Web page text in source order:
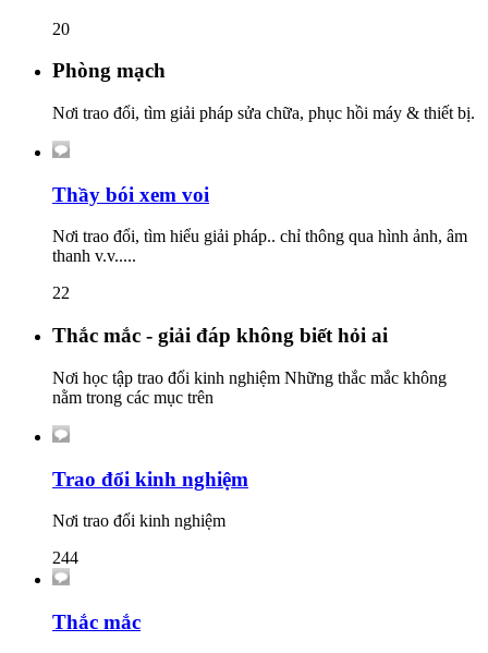
20
Phòng mạch
Nơi trao đổi, tìm giải pháp sửa chữa, phục hồi máy & thiết bị.
Thầy bói xem voi
Nơi trao đổi, tìm hiểu giải pháp.. chỉ thông qua hình ảnh, âm
thanh v.v.....
22
Thắc mắc - giải đáp không biết hỏi ai
Nơi học tập trao đổi kinh nghiệm Những thắc mắc không
nằm trong các mục trên
Trao đổi kinh nghiệm
Nơi trao đổi kinh nghiệm
244
Thắc mắc